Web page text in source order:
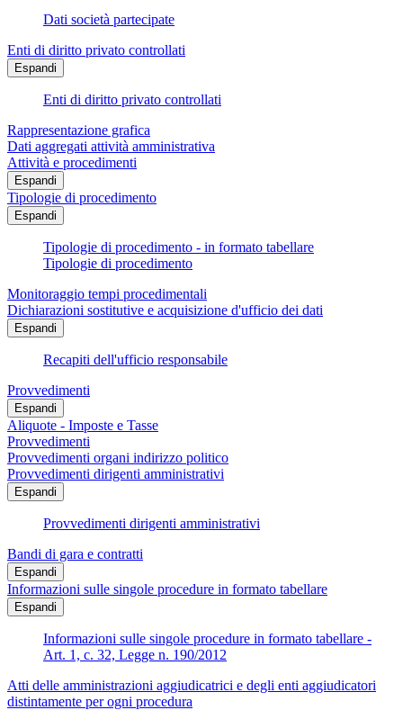
Dati società partecipate
Enti di diritto privato controllati
Espandi
Enti di diritto privato controllati
Rappresentazione grafica
Dati aggregati attività amministrativa
Attività e procedimenti
Espandi
Tipologie di procedimento
Espandi
Tipologie di procedimento - in formato tabellare
Tipologie di procedimento
Monitoraggio tempi procedimentali
Dichiarazioni sostitutive e acquisizione d'ufficio dei dati
Espandi
Recapiti dell'ufficio responsabile
Provvedimenti
Espandi
Aliquote - Imposte e Tasse
Provvedimenti
Provvedimenti organi indirizzo politico
Provvedimenti dirigenti amministrativi
Espandi
Provvedimenti dirigenti amministrativi
Bandi di gara e contratti
Espandi
Informazioni sulle singole procedure in formato tabellare
Espandi
Informazioni sulle singole procedure in formato tabellare -
Art. 1, c. 32, Legge n. 190/2012
Atti delle amministrazioni aggiudicatrici e degli enti aggiudicatori
distintamente per ogni procedura